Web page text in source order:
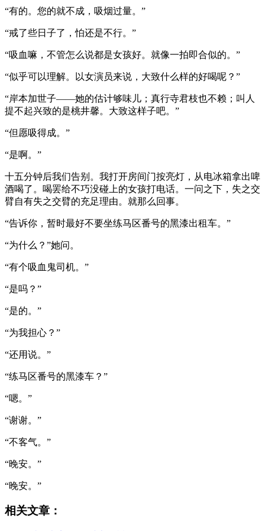
“有的。您的就不成，吸烟过量。”
“戒了些日子了，怕还是不行。”
“吸血嘛，不管怎么说都是女孩好。就像一拍即合似的。”
“似乎可以理解。以女演员来说，大致什么样的好喝呢？”
“岸本加世子——她的估计够味儿；真行寺君枝也不赖；叫人
提不起兴致的是桃井馨。大致这样子吧。”
“但愿吸得成。”
“是啊。”
十五分钟后我们告别。我打开房间门按亮灯，从电冰箱拿出啤
酒喝了。喝罢给不巧没碰上的女孩打电话。一问之下，失之交
臂自有失之交臂的充足理由。就那么回事。
“告诉你，暂时最好不要坐练马区番号的黑漆出租车。”
“为什么？”她问。
“有个吸血鬼司机。”
“是吗？”
“是的。”
“为我担心？”
“还用说。”
“练马区番号的黑漆车？”
“嗯。”
“谢谢。”
“不客气。”
“晚安。”
“晚安。”
相关文章：